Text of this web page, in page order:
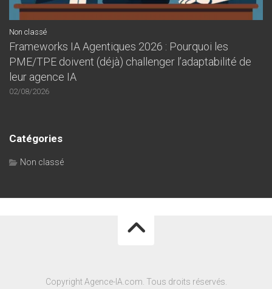
Non classé
Frameworks IA Agentiques 2026 : Pourquoi les
PME/TPE doivent (déjà) challenger l’adaptabilité de
leur agence IA
02/08/2026
Catégories
Non classé
Copyright Agence-IA.com. Tous droits réservés.